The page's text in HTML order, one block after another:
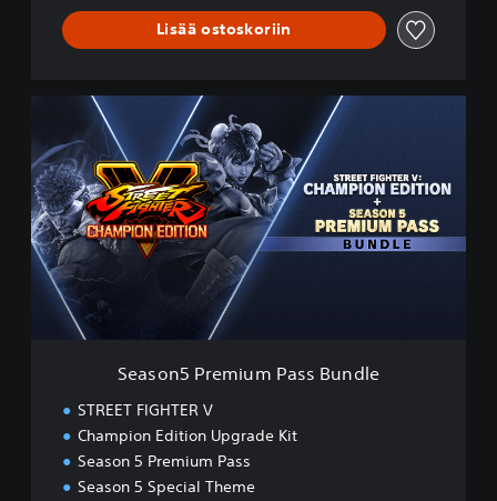
Lisää ostoskoriin
s
o
n
5
P
Season5 Premium Pass Bundle
STREET FIGHTER V
Champion Edition Upgrade Kit
Season 5 Premium Pass
Season 5 Special Theme